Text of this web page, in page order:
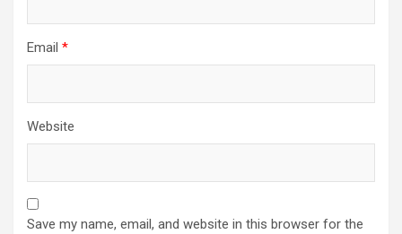
Email *
Website
Save my name, email, and website in this browser for the